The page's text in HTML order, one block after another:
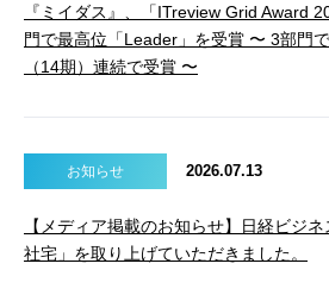
『ミイダス』、「ITreview Grid Award
門で最高位「Leader」を受賞 〜 3部門
（14期）連続で受賞 〜
お知らせ 2026.07.13
【メディア掲載のお知らせ】日経ビジ
社宅」を取り上げていただきました。